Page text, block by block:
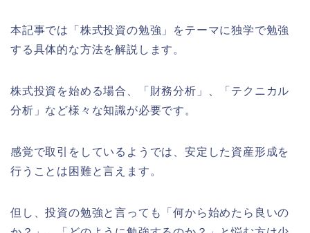
本記事では「株式投資の勉強」をテーマに独学で勉強
する具体的な方法を解説します。
株式投資を始める場合、「財務分析」、「テクニカル
分析」など様々な知識が必要です。
感覚で取引をしているようでは、安定した資産形成を
行うことは困難と言えます。
但し、投資の勉強と言っても「何から始めたら良いの